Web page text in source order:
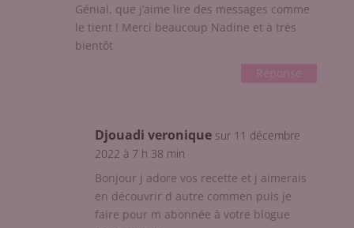
Génial, que j’aime lire des messages comme
le tient ! Merci beaucoup Nadine et à très
bientôt
Réponse
Djouadi veronique sur 11 décembre
2022 à 7 h 38 min
Bonjour j adore vos recette et j aimerais
en découvrir d autre commen puis je
faire pour m abonnée à votre blogue